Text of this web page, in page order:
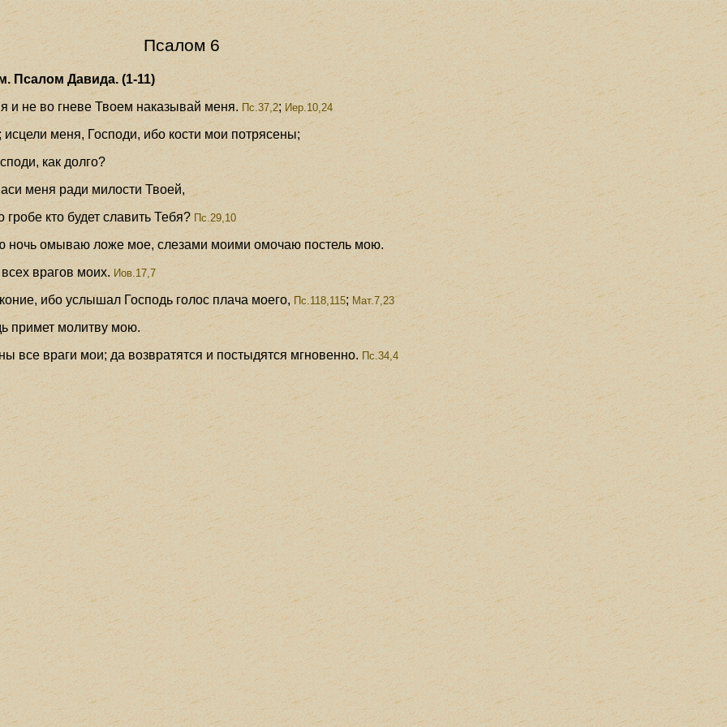
Псалом 6
Псалом Давида. (1-11)
и не во гневе Твоем наказывай меня. Пс.37,2;Иер.10,24
меня, Господи, ибо кости мои потрясены;
как долго?
меня ради милости Твоей,
кто будет славить Тебя? Пс.29,10
ночь омываю ложе мое, слезами моими омочаю постель мою.
врагов моих. Иов.17,7
ибо услышал Господь голос плача моего, Пс.118,115; Мат.7,23
примет молитву мою.
все враги мои; да возвратятся и постыдятся мгновенно. Пс.34,4